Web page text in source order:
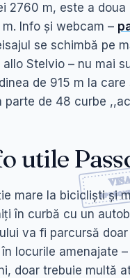
2760 m, este a doua
Info și webcam –
se schimbă pe
allo Stelvio – nu mai
de 915 m la
parte de 48 curbe
utile
mare la bicicliști și
în curbă cu un
va fi parcursă
locurile amenajate
doar trebuie multă